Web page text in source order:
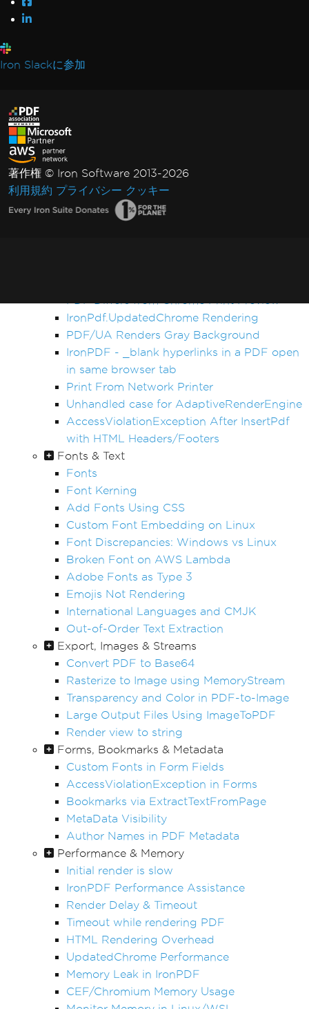
Rendering & Layout
CSS @page Rules vs RenderingOptions
Headers/Footers and Page Breaks
MaxHeight in Headers and Footers
Chunked Headers and Footers
Header and Content Misalignment
IronPdf.UpdatedChrome Rendering
PDF/UA Renders Gray Background
IronPDF - _blank hyperlinks in a PDF open
in same browser tab
Print From Network Printer
Unhandled case for AdaptiveRenderEngine
AccessViolationException After InsertPdf
with HTML Headers/Footers
Fonts & Text
Fonts
Font Kerning
Add Fonts Using CSS
Custom Font Embedding on Linux
Font Discrepancies: Windows vs Linux
Broken Font on AWS Lambda
Adobe Fonts as Type 3
Emojis Not Rendering
International Languages and CMJK
Out-of-Order Text Extraction
Export, Images & Streams
Convert PDF to Base64
Rasterize to Image using MemoryStream
Transparency and Color in PDF-to-Image
Large Output Files Using ImageToPDF
Render view to string
Forms, Bookmarks & Metadata
Custom Fonts in Form Fields
AccessViolationException in Forms
Bookmarks via ExtractTextFromPage
MetaData Visibility
Author Names in PDF Metadata
Performance & Memory
Initial render is slow
IronPDF Performance Assistance
Render Delay & Timeout
Timeout while rendering PDF
HTML Rendering Overhead
UpdatedChrome Performance
Memory Leak in IronPDF
CEF/Chromium Memory Usage
Iron Slackに参加
著作権 © Iron Software 2013-2026
利用規約 プライバシー クッキー